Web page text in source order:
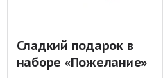
Сладкий подарок в
наборе «Пожелание»